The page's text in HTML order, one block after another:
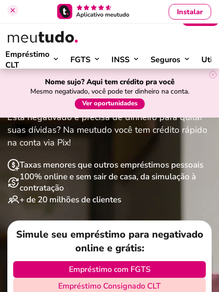
Instalar
Empréstimo
CLT
FGTS INSS Seguros
Entrar
Nome sujo? Aqui tem crédito pra você
Mesmo negativado, você pode ter dinheiro na conta.
Ver oportunidades
Empréstimo para negativado:
online, rápido e seguro
Está negativado e precisa de dinheiro para quitar
suas dívidas? Na meutudo você tem crédito rápido
na conta via Pix!
Taxas menores que outros empréstimos pessoais
100% online e sem sair de casa, da simulação à
contratação
+ de 20 milhões de clientes
Simule seu empréstimo para negativado
online e grátis:
Empréstimo com FGTS
Empréstimo Consignado CLT